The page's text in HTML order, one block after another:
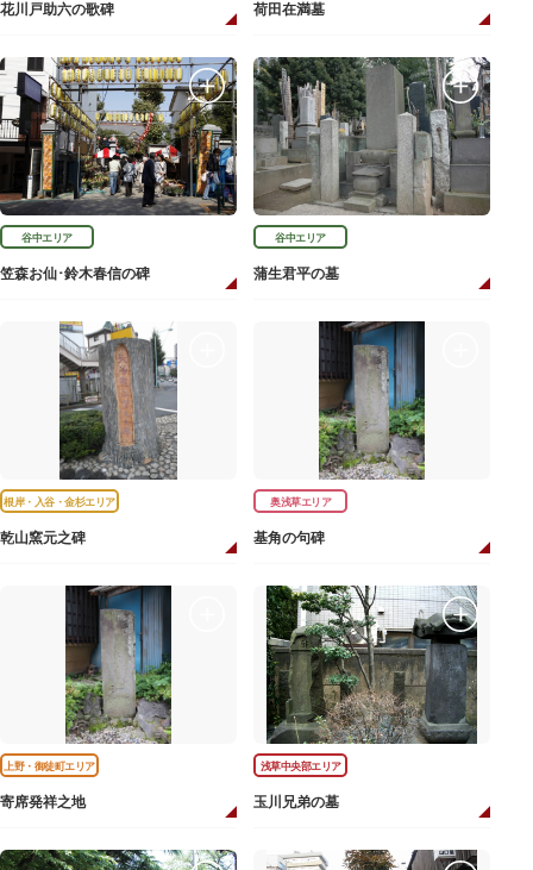
花川戸助六の歌碑 荷田在満墓
谷中エリア
笠森お仙･鈴木春信の碑
谷中エリア
蒲生君平の墓
根岸・入谷・金杉エリア
乾山窯元之碑
奥浅草エリア
基角の句碑
上野・御徒町エリア
寄席発祥之地
浅草中央部エリア
玉川兄弟の墓